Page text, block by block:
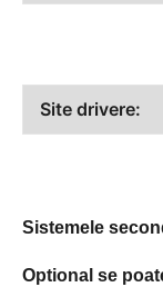
Site drivere:
Sistemele
Optional se